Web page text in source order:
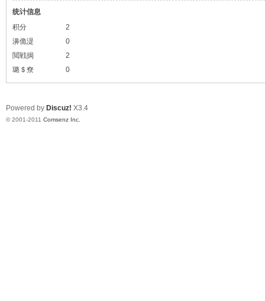
统计信息
积分
2
濞佹湜
0
閲戦挶
2
璐＄尞
0
Powered by Discuz! X3.4
© 2001-2011 Comsenz Inc.